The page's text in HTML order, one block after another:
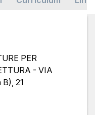
PER
- VIA
21